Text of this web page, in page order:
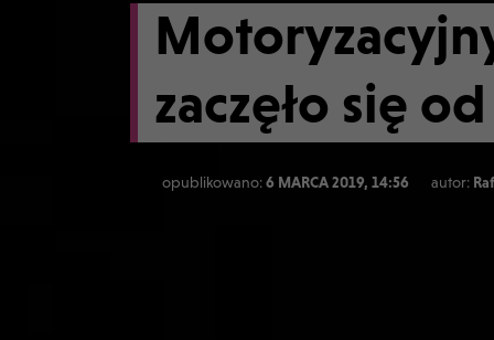
zaczęło się
opublikowano:6 MARCA 2019, 14:56 autor: